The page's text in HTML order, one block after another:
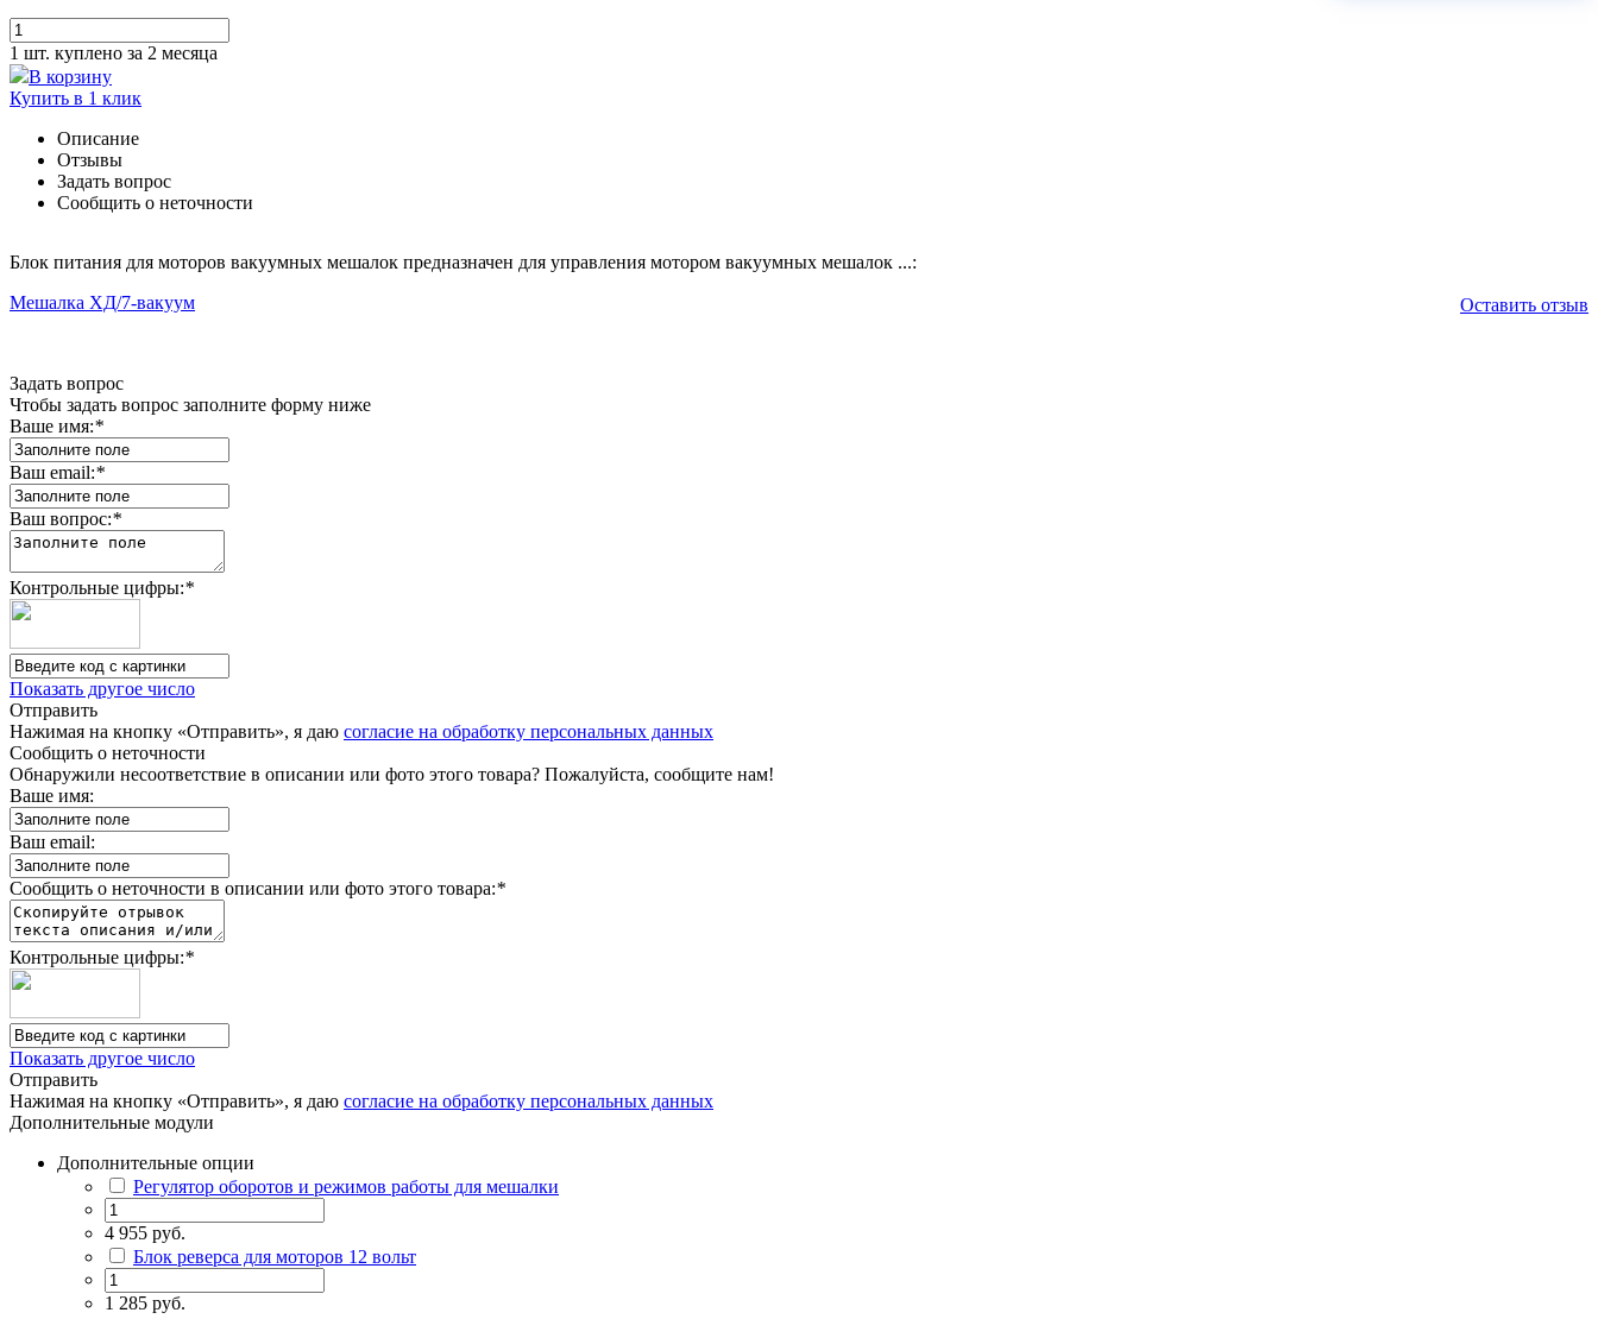
1 шт. куплено за 2 месяца
В корзину
Купить в 1 клик
Описание
Отзывы
Задать вопрос
Сообщить о неточности
Блок питания для моторов вакуумных мешалок предназначен для управления мотором вакуумных мешалок ...:
Мешалка ХД/7-вакуум
Оставить отзыв
Задать вопрос
Чтобы задать вопрос заполните форму ниже
Ваше имя:*
Ваш email:*
Ваш вопрос:*
Контрольные цифры:*
Показать другое число
Отправить
Нажимая на кнопку «Отправить», я даю согласие на обработку персональных данных
Сообщить о неточности
Обнаружили несоответствие в описании или фото этого товара? Пожалуйста, сообщите нам!
Ваше имя:
Ваш email:
Сообщить о неточности в описании или фото этого товара:*
Контрольные цифры:*
Показать другое число
Отправить
Нажимая на кнопку «Отправить», я даю согласие на обработку персональных данных
Дополнительные модули
Дополнительные опции
Регулятор оборотов и режимов работы для мешалки
4 955 руб.
Блок реверса для моторов 12 вольт
1 285 руб.